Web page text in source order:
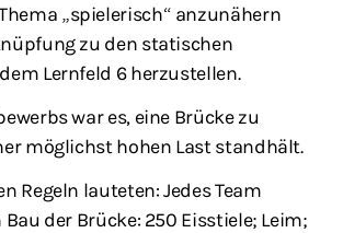
„spielerisch“ anzunähern
zu den statischen
Lernfeld 6 herzustellen.
war es, eine Brücke zu
möglichst hohen Last standhält.
Regeln lauteten: Jedes Team
der Brücke: 250 Eisstiele; Leim;